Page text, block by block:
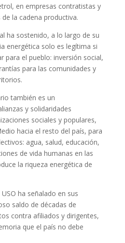
en empresas contratistas y
la cadena productiva.
ha sostenido, a lo largo de su
energética solo es legítima si
para el pueblo: inversión social,
para las comunidades y
también es un
y solidaridades
sociales y populares,
hacia el resto del país, para
agua, salud, educación,
de vida humanas en las
la riqueza energética de
ha señalado en sus
saldo de décadas de
contra afiliados y dirigentes,
que el país no debe